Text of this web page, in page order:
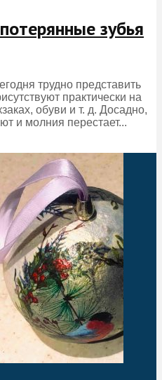
зубья
трудно представить
практически на
обуви и т. д. Досадно,
и молния перестает...